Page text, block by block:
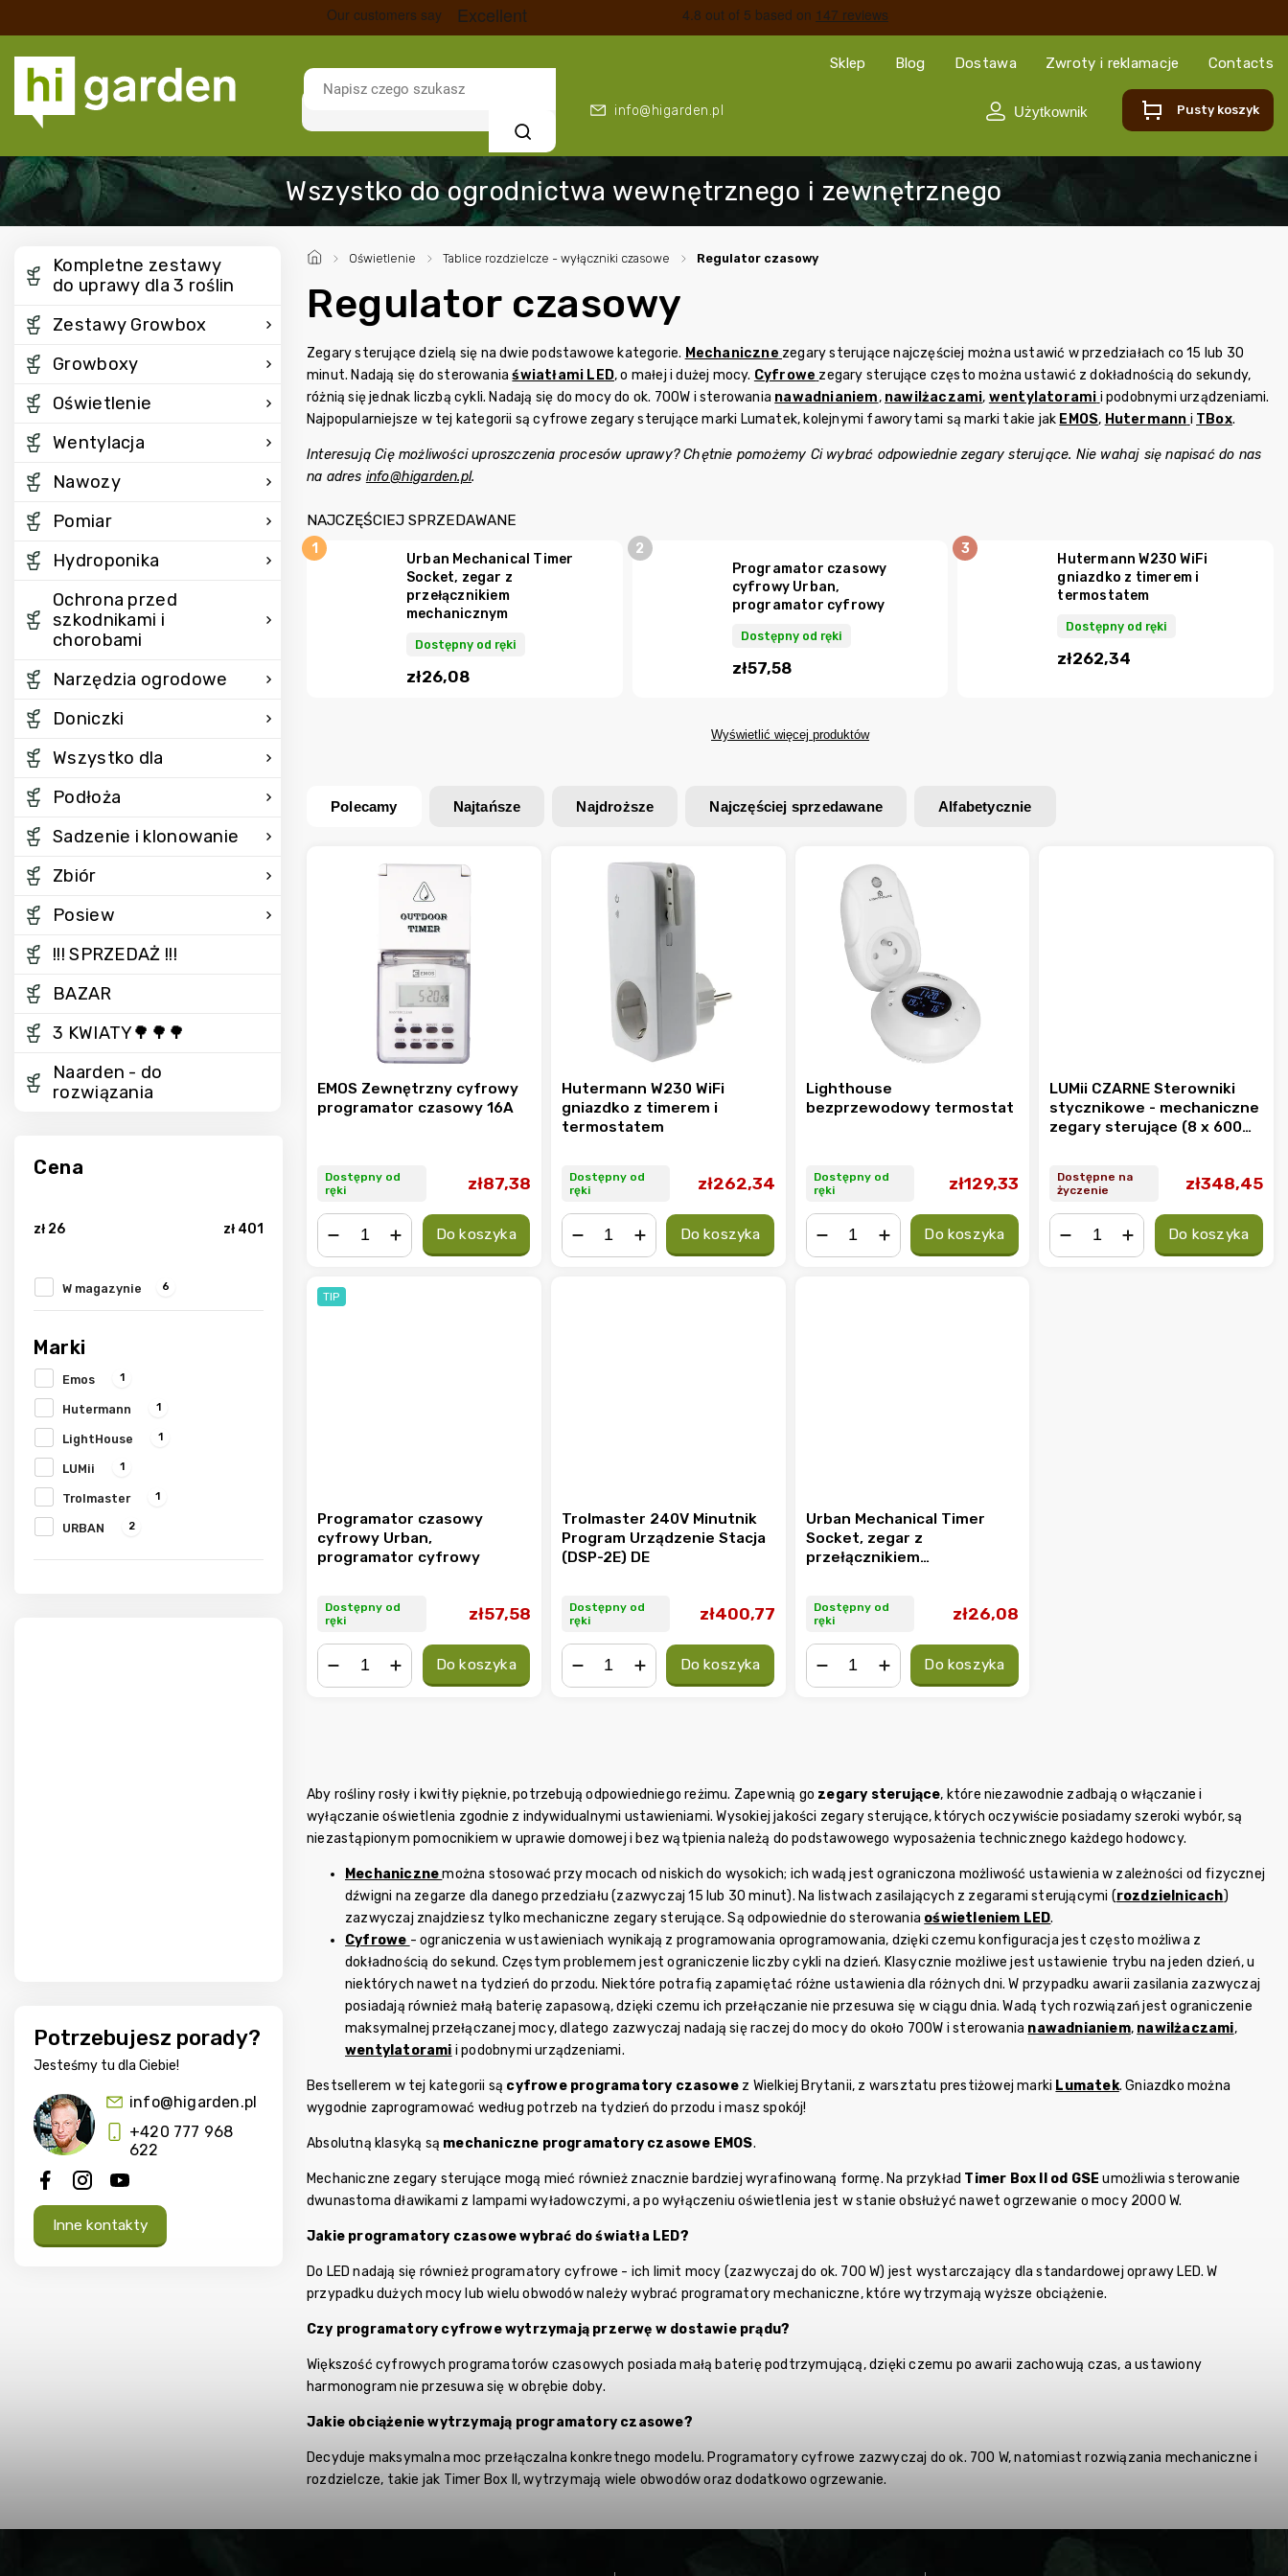
info@higarden.pl
Sklep Blog Dostawa Zwroty i reklamacje Contacts
Szukaj
Pusty koszyk
/ Oświetlenie / Tablice rozdzielcze - wyłączniki czasowe / Regulator czasowy
Kompletne zestawy
do uprawy dla 3 roślin
Zestawy Growbox
Growboxy
Oświetlenie
Wentylacja
Nawozy
Pomiar
Hydroponika
Ochrona przed
szkodnikami i
chorobami
Narzędzia ogrodowe
Doniczki
Wszystko dla
Podłoża
Sadzenie i klonowanie
Zbiór
Posiew
!!! SPRZEDAŻ !!!
BAZAR
3 KWIATY🌳🌳🌳
Naarden - do
rozwiązania
Cena
zł 26 zł 401
W magazynie 6
Marki
Emos 1
Hutermann 1
LightHouse 1
LUMii 1
Trolmaster 1
URBAN 2
Potrzebujesz porady?
Jesteśmy tu dla Ciebie!
info@higarden.pl
+420 777 968
622
Inne kontakty
Regulator czasowy
Zegary sterujące dzielą się na dwie podstawowe kategorie. Mechaniczne zegary sterujące najczęściej można ustawić w przedziałach co 15 lub 30
minut. Nadają się do sterowaniaświatłami LED, o małej i dużej mocy. Cyfrowe zegary sterujące często można ustawić z dokładnością do sekundy,
różnią się jednak liczbą cykli. Nadają się do mocy do ok. 700W i sterowania nawadnianiem, nawilżaczami, wentylatorami i podobnymi urządzeniami.
Najpopularniejsze w tej kategorii są cyfrowe zegary sterujące marki Lumatek, kolejnymi faworytami są marki takie jak EMOS, Hutermann i TBox.
Interesują Cię możliwości uproszczenia procesów uprawy? Chętnie pomożemy Ci wybrać odpowiednie zegary sterujące. Nie wahaj się napisać do nas
na adres info@higarden.pl.
NAJCZĘŚCIEJ SPRZEDAWANE
Urban Mechanical Timer
Socket, zegar z
przełącznikiem
mechanicznym
Dostępny od ręki
zł26,08
Programator czasowy
cyfrowy Urban,
programator cyfrowy
Dostępny od ręki
zł57,58
Hutermann W230 WiFi
gniazdko z timerem i
termostatem
Dostępny od ręki
zł262,34
Wyświetlić więcej produktów
Polecamy Najtańsze Najdroższe Najczęściej sprzedawane Alfabetycznie
EMOS Zewnętrzny cyfrowy
programator czasowy 16A
Dostępny od
ręki
zł87,38
Do koszyka
Hutermann W230 WiFi
gniazdko z timerem i
termostatem
Dostępny od
ręki
zł262,34
Do koszyka
Lighthouse
bezprzewodowy termostat
Dostępny od
ręki
zł129,33
Do koszyka
LUMii CZARNE Sterowniki
stycznikowe - mechaniczne
zegary sterujące (8 x 600W,
Dostępne na
życzenie
zł348,45
Do koszyka
TIP
Programator czasowy
cyfrowy Urban,
programator cyfrowy
Dostępny od
ręki
zł57,58
Do koszyka
Trolmaster 240V Minutnik
Program Urządzenie Stacja
(DSP-2E) DE
Dostępny od
ręki
zł400,77
Do koszyka
Urban Mechanical Timer
Socket, zegar z
przełącznikiem
Dostępny od
ręki
zł26,08
Do koszyka
Aby rośliny rosły i kwitły pięknie, potrzebują odpowiedniego reżimu. Zapewnią go zegary sterujące, które niezawodnie zadbają o włączanie i
wyłączanie oświetlenia zgodnie z indywidualnymi ustawieniami. Wysokiej jakości zegary sterujące, których oczywiście posiadamy szeroki wybór, są
niezastąpionym pomocnikiem w uprawie domowej i bez wątpienia należą do podstawowego wyposażenia technicznego każdego hodowcy.
Mechanicznemożna stosować przy mocach od niskich do wysokich; ich wadą jest ograniczona możliwość ustawienia w zależności od fizycznej
dźwigni na zegarze dla danego przedziału (zazwyczaj 15 lub 30 minut). Na listwach zasilających z zegarami sterującymi (rozdzielnicach)
zazwyczaj znajdziesz tylko mechaniczne zegary sterujące. Są odpowiednie do sterowania oświetleniem LED.
Cyfrowe - ograniczenia w ustawieniach wynikają z programowania oprogramowania, dzięki czemu konfiguracja jest często możliwa z
dokładnością do sekund. Częstym problemem jest ograniczenie liczby cykli na dzień. Klasycznie możliwe jest ustawienie trybu na jeden dzień, u
niektórych nawet na tydzień do przodu. Niektóre potrafią zapamiętać różne ustawienia dla różnych dni. W przypadku awarii zasilania zazwyczaj
posiadają również małą baterię zapasową, dzięki czemu ich przełączanie nie przesuwa się w ciągu dnia. Wadą tych rozwiązań jest ograniczenie
maksymalnej przełączanej mocy, dlatego zazwyczaj nadają się raczej do mocy do około 700W i sterowania nawadnianiem, nawilżaczami,
wentylatorami i podobnymi urządzeniami.
Bestsellerem w tej kategorii są cyfrowe programatory czasowe z Wielkiej Brytanii, z warsztatu prestiżowej marki Lumatek. Gniazdko można
wygodnie zaprogramować według potrzeb na tydzień do przodu i masz spokój!
Absolutną klasyką są mechaniczne programatory czasowe EMOS.
Mechaniczne zegary sterujące mogą mieć również znacznie bardziej wyrafinowaną formę. Na przykład Timer Box II od GSE umożliwia sterowanie
dwunastoma dławikami z lampami wyładowczymi, a po wyłączeniu oświetlenia jest w stanie obsłużyć nawet ogrzewanie o mocy 2000 W.
Jakie programatory czasowe wybrać do światła LED?
Do LED nadają się również programatory cyfrowe - ich limit mocy (zazwyczaj do ok. 700 W) jest wystarczający dla standardowej oprawy LED. W
przypadku dużych mocy lub wielu obwodów należy wybrać programatory mechaniczne, które wytrzymają wyższe obciążenie.
Czy programatory cyfrowe wytrzymają przerwę w dostawie prądu?
Większość cyfrowych programatorów czasowych posiada małą baterię podtrzymującą, dzięki czemu po awarii zachowują czas, a ustawiony
harmonogram nie przesuwa się w obrębie doby.
Jakie obciążenie wytrzymają programatory czasowe?
Decyduje maksymalna moc przełączalna konkretnego modelu. Programatory cyfrowe zazwyczaj do ok. 700 W, natomiast rozwiązania mechaniczne i
rozdzielcze, takie jak Timer Box II, wytrzymają wiele obwodów oraz dodatkowo ogrzewanie.